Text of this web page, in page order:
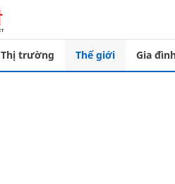
Thị trường Thế giới Gia